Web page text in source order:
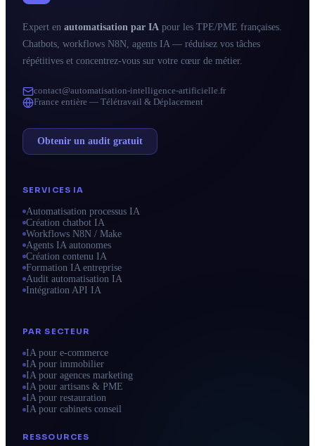
Expert en automatisation par IA pour les TPE/PME françaises.
Chatbots, workflows N8N, agents IA — réduisez vos tâches
répétitives et concentrez-vous sur votre cœur de métier.
contact@automatisation-intelligence-artificielle.fr
France entière — Télétravail & Déplacement
Obtenir un audit gratuit
SERVICES IA
Automatisation processus IA
Création chatbot IA
Workflows N8N / Make
Agents IA autonomes
Création contenu IA
Formation IA entreprise
Audit automatisation IA
Intégration API IA
PAR SECTEUR
IA pour e-commerce
IA pour immobilier
IA pour agences marketing
IA pour artisans & PME
IA pour restauration
IA pour cabinets conseil
RESSOURCES